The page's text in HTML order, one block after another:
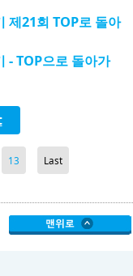
제21회 TOP로 돌아
- TOP으로 돌아가
13 Last